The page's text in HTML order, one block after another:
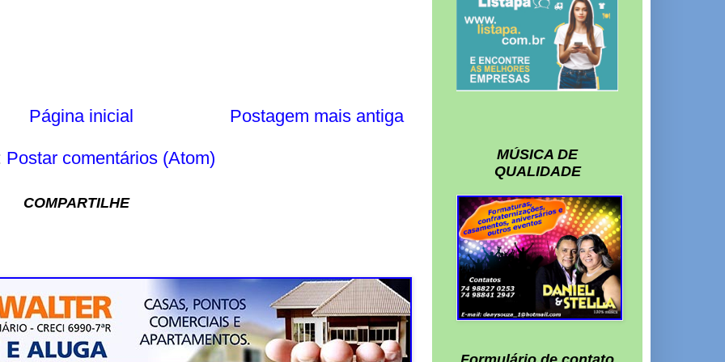
Postagem mais antiga
Página inicial
Postar comentários (Atom)
COMPARTILHE
MÚSICA DE
QUALIDADE